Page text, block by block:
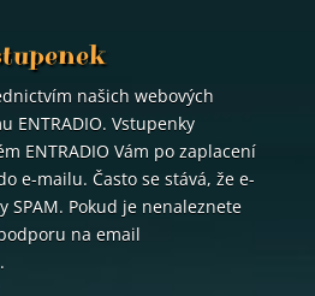
našich webových
ENTRADIO. Vstupenky
ENTRADIO Vám po zaplacení
e-mailu. Často se stává, že e-
SPAM. Pokud je nenaleznete
na email
.